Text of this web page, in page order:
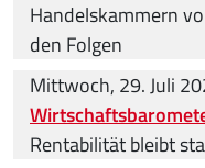
Handelskammern
den Folgen
Mittwoch, 29. Juli
Rentabilität bleibt